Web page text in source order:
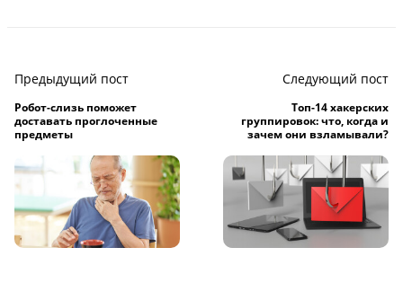
Предыдущий пост
Робот-слизь поможет
доставать проглоченные
предметы
Следующий пост
Топ-14 хакерских
группировок: что, когда и
зачем они взламывали?